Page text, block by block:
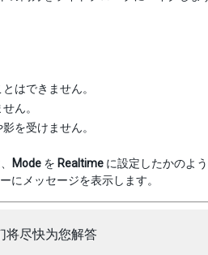
はできません。
ん。
を受けません。
Mode を Realtime に設定したかのよ
にメッセージを表示します。
将尽快为您解答